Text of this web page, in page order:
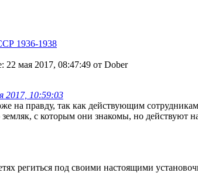
1936-1938
: 22 мая 2017, 08:47:49 от Dober
2017, 10:59:03
на правду, так как действующим
с которым они знакомы, но действуют
региться под своими настоящими